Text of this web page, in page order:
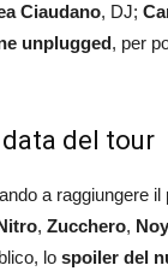
Ciaudano, DJ;
unplugged, per
del tour
a raggiungere
, Zucchero,
lo spoiler del